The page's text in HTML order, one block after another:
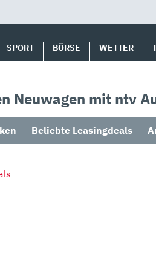
SPORT BÖRSE WETTER
Neuwagen mit ntv
Beliebte Leasingdeals